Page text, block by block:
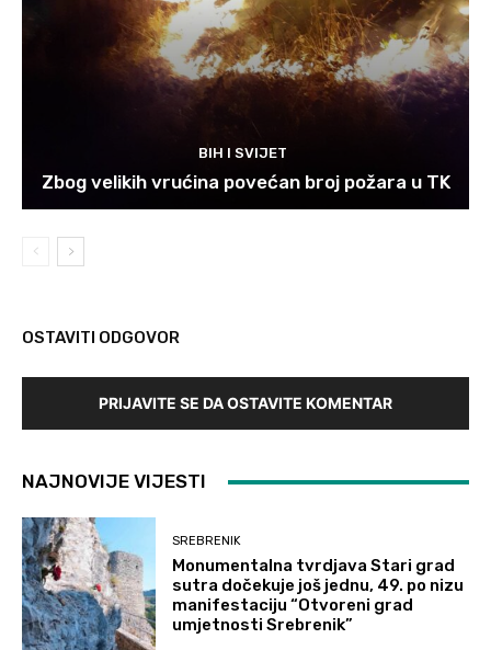
BIH I SVIJET
Zbog velikih vrućina povećan broj požara u TK
OSTAVITI ODGOVOR
PRIJAVITE SE DA OSTAVITE KOMENTAR
NAJNOVIJE VIJESTI
SREBRENIK
Monumentalna tvrdjava Stari grad
sutra dočekuje još jednu, 49. po nizu
manifestaciju “Otvoreni grad
umjetnosti Srebrenik”